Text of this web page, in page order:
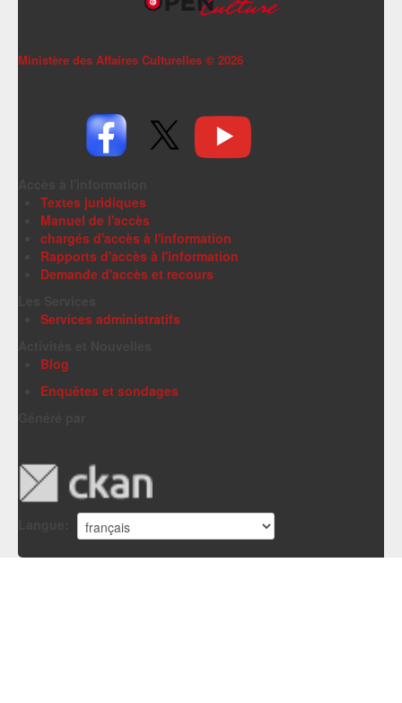
Ministère des Affaires Culturelles © 2026
Textes juridiques
Manuel de l'accès
chargés d'accès à l'information
Rapports d'accès à l'information
Demande d'accès et recours
Services administratifs
Blog
Enquêtes et sondages